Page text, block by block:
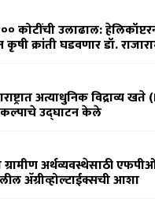
कोटींची उलाढाल:
कृषी क्रांती घडवणार डॉ.
अत्याधुनिक विद्राव्य खते
उद्घाटन केले
ग्रामीण अर्थव्यवस्थेसाठी
अ‍ॅग्रीव्होल्टाईक्सची आशा